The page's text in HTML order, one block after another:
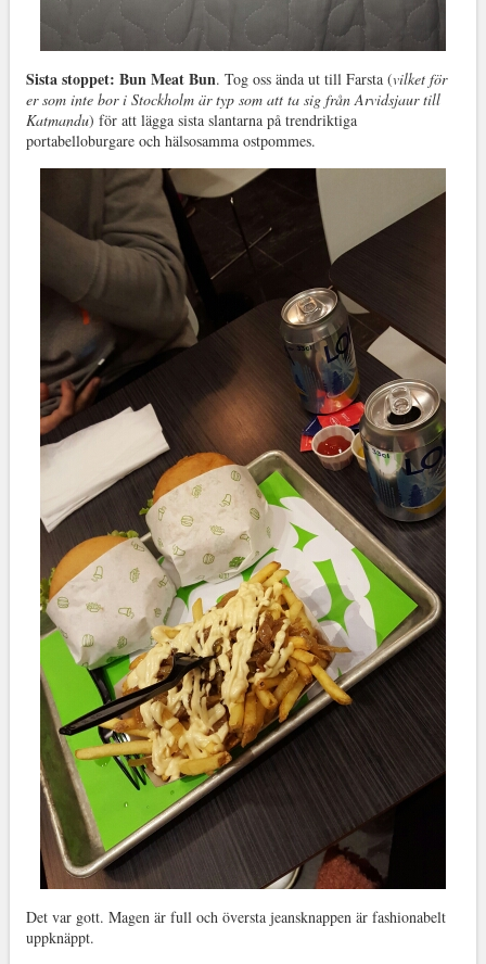
Sista stoppet: Bun Meat Bun. Tog oss ända ut till Farsta (vilket för
er som inte bor i Stockholm är typ som att ta sig från Arvidsjaur till
Katmandu) för att lägga sista slantarna på trendriktiga
portabelloburgare och hälsosamma ostpommes.
Det var gott. Magen är full och översta jeansknappen är fashionabelt
uppknäppt.